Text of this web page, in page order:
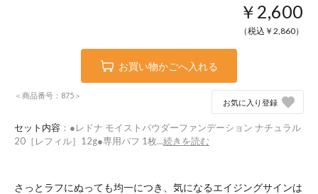
￥2,600
（税込￥ 2,860）
お買い物かごへ入れる
＜商品番号：875＞
お気に入り登録
セット内容 ：●レドナ モイストパウダーファンデーション ナチュラル
20［レフィル］12g●専用パフ 1枚...続きを読む
さっとラフにぬっても均一につき、気になるエイジングサインは